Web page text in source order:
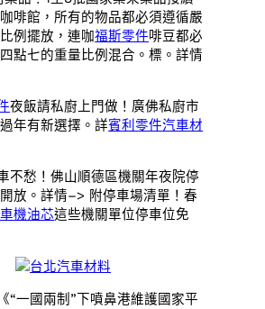
啡館，所有的物品都必須遵循嚴
例擺放，連咖福斯零件啡豆都必
點七的重量比例混合。標。詳情
夜飯請私廚上門做！廣佛私廚市
年有新選擇。詳賓利零件汽車材
不愁！佛山順德區機關年夜院停
放。詳情–> 附停車場清單！春
機油芯這些機關單位停車位免
台北汽車材料
“一國兩制”下噴鼻港維護國家平